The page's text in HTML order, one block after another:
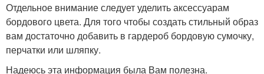
Отдельное внимание следует уделить аксессуарам
бордового цвета. Для того чтобы создать стильный образ
вам достаточно добавить в гардероб бордовую сумочку,
перчатки или шляпку.
Надеюсь эта информация была Вам полезна.